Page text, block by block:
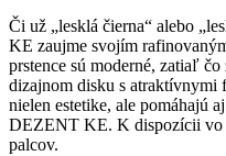
Či už „lesklá čierna“ alebo
KE zaujme svojím
prstence sú moderné, zatiaľ
dizajnom disku s atraktívnymi
nielen estetike, ale pomáhajú
DEZENT KE. K dispozícii vo
palcov.